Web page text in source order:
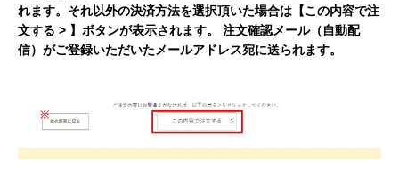
れます。それ以外の決済方法を選択頂いた場合は【この内容で注
文する > 】ボタンが表示されます。 注文確認メール（自動配
信）がご登録いただいたメールアドレス宛に送られます。